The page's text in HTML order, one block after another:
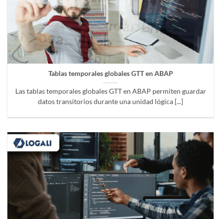
Tablas temporales globales GTT en ABAP
Las tablas temporales globales GTT en ABAP permiten guardar
datos transitorios durante una unidad lógica [...]